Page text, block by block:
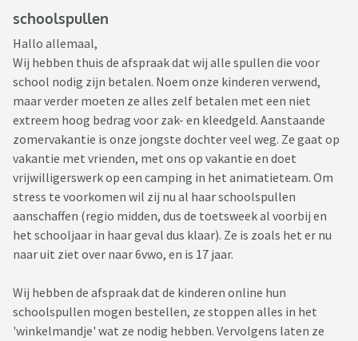
schoolspullen
Hallo allemaal,
Wij hebben thuis de afspraak dat wij alle spullen die voor
school nodig zijn betalen. Noem onze kinderen verwend,
maar verder moeten ze alles zelf betalen met een niet
extreem hoog bedrag voor zak- en kleedgeld. Aanstaande
zomervakantie is onze jongste dochter veel weg. Ze gaat op
vakantie met vrienden, met ons op vakantie en doet
vrijwilligerswerk op een camping in het animatieteam. Om
stress te voorkomen wil zij nu al haar schoolspullen
aanschaffen (regio midden, dus de toetsweek al voorbij en
het schooljaar in haar geval dus klaar). Ze is zoals het er nu
naar uit ziet over naar 6vwo, en is 17 jaar.
Wij hebben de afspraak dat de kinderen online hun
schoolspullen mogen bestellen, ze stoppen alles in het
'winkelmandje' wat ze nodig hebben. Vervolgens laten ze